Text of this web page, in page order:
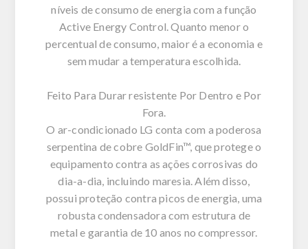
níveis de consumo de energia com a função
Active Energy Control. Quanto menor o
percentual de consumo, maior é a economia e
sem mudar a temperatura escolhida.
Feito Para Durar resistente Por Dentro e Por
Fora.
O ar-condicionado LG conta com a poderosa
serpentina de cobre GoldFin™, que protege o
equipamento contra as ações corrosivas do
dia-a-dia, incluindo maresia. Além disso,
possui proteção contra picos de energia, uma
robusta condensadora com estrutura de
metal e garantia de 10 anos no compressor.